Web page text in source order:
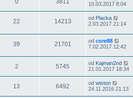
0 3811
10.03.2017 8:04
22 14213 od Placka
2.03.2017 21:14
39 21701 od core88
7.02.2017 12:42
2 5745 od Kajman2nd
21.01.2017 18:34
13 6492 od wiston
24.11.2016 21:13